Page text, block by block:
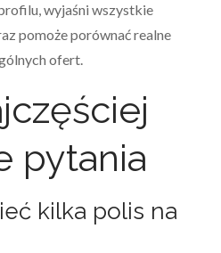
wyjaśni wszystkie
pomoże porównać realne
ofert.
pytania
kilka polis na